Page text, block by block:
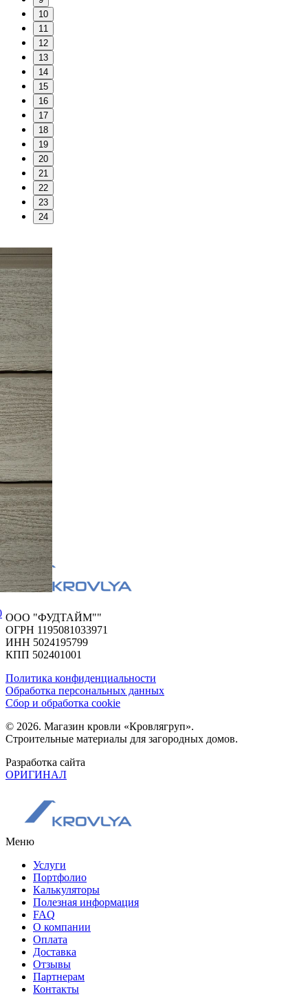
10
11
12
13
14
15
16
17
18
19
20
21
22
23
24
ООО "ФУДТАЙМ""
ОГРН 1195081033971
ИНН 5024195799
КПП 502401001
Политика конфиденциальности
Обработка персональных данных
Сбор и обработка cookie
© 2026. Магазин кровли «Кровлягруп».
Строительные материалы для загородных домов.
Разработка сайта
ОРИГИНАЛ
Меню
Услуги
Портфолио
Калькуляторы
Полезная информация
FAQ
О компании
Оплата
Доставка
Отзывы
Партнерам
Контакты